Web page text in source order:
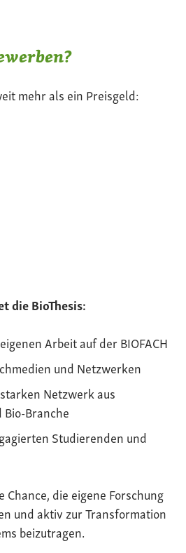
mehr als ein Preisgeld:
die BioThesis:
Arbeit auf der BIOFACH
und Netzwerken
Netzwerk aus
Branche
Studierenden und
Chance, die eigene Forschung
und aktiv zur Transformation
beizutragen.